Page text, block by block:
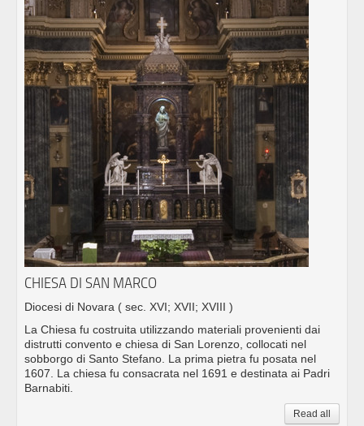
CHIESA DI SAN MARCO
Diocesi di Novara ( sec. XVI; XVII; XVIII )
La Chiesa fu costruita utilizzando materiali provenienti dai
distrutti convento e chiesa di San Lorenzo, collocati nel
sobborgo di Santo Stefano. La prima pietra fu posata nel
1607. La chiesa fu consacrata nel 1691 e destinata ai Padri
Barnabiti.
Read all